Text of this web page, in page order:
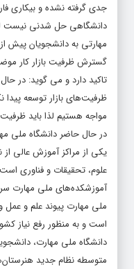
جدی گرفته نشده و بیکاری
دانشگاهی حل شدنی نیست
مهارتی به دانشجویان پیش از
گسترش ظرفیت بازار کار
تاکید دارد و می گوید: در
ظرفیت‌های بازار توسعه پیدا
مواجه هستیم لذا باید
در حال حاضر دانشگاه ملی
یکی از مراکز آموزش عالی
علوم، تحقیقات و فناوری
آموزشکده‌های ملی مهارت
ملی مهارت پیوند علم و عمل
است و به منظور رفع نیاز
دانشگاه ملی مهارت،
متوسطه نظام جدید